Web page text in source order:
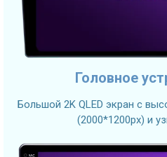
Головное
Большой 2K QLED экран с
(2000*1200px) и